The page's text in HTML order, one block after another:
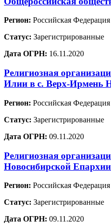
Регион: Российская Федерация
Статус: Зарегистрированные
Дата ОГРН: 16.11.2020
Религиозная
Илии в с. Верх-Ирмень
Регион: Российская Федерация
Статус: Зарегистрированные
Дата ОГРН: 09.11.2020
Религиозная
Новосибирской
Регион: Российская Федерация
Статус: Зарегистрированные
Дата ОГРН: 09.11.2020